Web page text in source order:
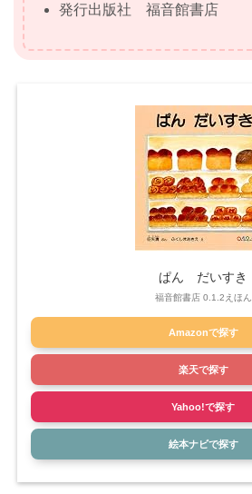
発行出版社 福音館書店
ぱん だいすき
福音館書店 0.1.2えほん
Amazonで探す
楽天で探す
Yahoo!で探す
絵本ナビで探す